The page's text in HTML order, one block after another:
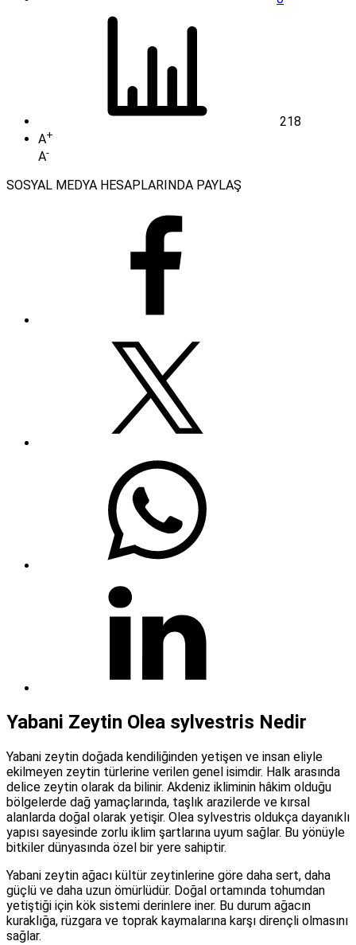
218
A+
A-
SOSYAL MEDYA HESAPLARINDA PAYLAŞ
Yabani Zeytin Olea sylvestris Nedir
Yabani zeytin doğada kendiliğinden yetişen ve insan eliyle
ekilmeyen zeytin türlerine verilen genel isimdir. Halk arasında
delice zeytin olarak da bilinir. Akdeniz ikliminin hâkim olduğu
bölgelerde dağ yamaçlarında, taşlık arazilerde ve kırsal
alanlarda doğal olarak yetişir. Olea sylvestris oldukça dayanıklı
yapısı sayesinde zorlu iklim şartlarına uyum sağlar. Bu yönüyle
bitkiler dünyasında özel bir yere sahiptir.
Yabani zeytin ağacı kültür zeytinlerine göre daha sert, daha
güçlü ve daha uzun ömürlüdür. Doğal ortamında tohumdan
yetiştiği için kök sistemi derinlere iner. Bu durum ağacın
kuraklığa, rüzgara ve toprak kaymalarına karşı dirençli olmasını
sağlar.